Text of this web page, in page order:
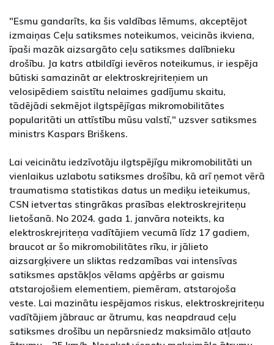
"Esmu gandarīts, ka šis valdības lēmums, akceptējot
izmaiņas Ceļu satiksmes noteikumos, veicinās ikviena,
īpaši mazāk aizsargāto ceļu satiksmes dalībnieku
drošību. Ja katrs atbildīgi ievēros noteikumus, ir iespēja
būtiski samazināt ar elektroskrejriteņiem un
velosipēdiem saistītu nelaimes gadījumu skaitu,
tādējādi sekmējot ilgtspējīgas mikromobilitātes
popularitāti un attīstību mūsu valstī," uzsver satiksmes
ministrs Kaspars Briškens.
Lai veicinātu iedzīvotāju ilgtspējīgu mikromobilitāti un
vienlaikus uzlabotu satiksmes drošību, kā arī ņemot vērā
traumatisma statistikas datus un mediķu ieteikumus,
CSN ietvertas stingrākas prasības elektroskrejriteņu
lietošanā. No 2024. gada 1. janvāra noteikts, ka
elektroskrejriteņa vadītājiem vecumā līdz 17 gadiem,
braucot ar šo mikromobilitātes rīku, ir jālieto
aizsargķivere un sliktas redzamības vai intensīvas
satiksmes apstākļos vēlams apģērbs ar gaismu
atstarojošiem elementiem, piemēram, atstarojoša
veste. Lai mazinātu iespējamos riskus, elektroskrejriteņu
vadītājiem jābrauc ar ātrumu, kas neapdraud ceļu
satiksmes drošību un nepārsniedz maksimālo atļauto